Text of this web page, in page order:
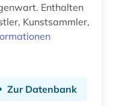
Enthalten
Kunstsammler,
Zur Datenbank